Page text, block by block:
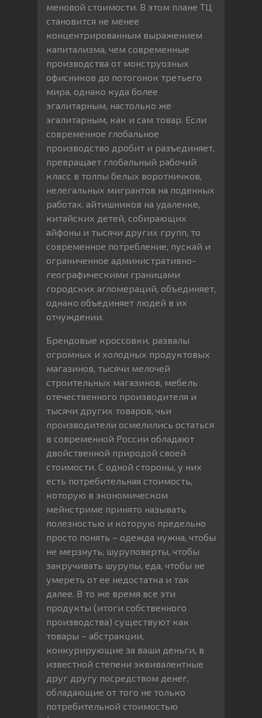
меновой стоимости. В этом плане ТЦ
становится не менее
концентрированным выражением
капитализма, чем современные
производства от монструозных
офисников до потогонок третьего
мира, однако куда более
эгалитарным, настолько же
эгалитарным, как и сам товар. Если
современное глобальное
производство дробит и разъединяет,
превращает глобальный рабочий
класс в толпы белых воротничков,
нелегальных мигрантов на поденных
работах, айтишников на удаленке,
китайских детей, собирающих
айфоны и тысячи других групп, то
современное потребление, пускай и
ограниченное административно-
географическими границами
городских агломераций, объединяет,
однако объединяет людей в их
отчуждении.
Брендовые кроссовки, развалы
огромных и холодных продуктовых
магазинов, тысячи мелочей
строительных магазинов, мебель
отечественного производителя и
тысячи других товаров, чьи
производители осмелились остаться
в современной России обладают
двойственной природой своей
стоимости. С одной стороны, у них
есть потребительная стоимость,
которую в экономическом
мейнстриме принято называть
полезностью и которую предельно
просто понять – одежда нужна, чтобы
не мерзнуть, шуруповерты, чтобы
закручивать шурупы, еда, чтобы не
умереть от ее недостатка и так
далее. В то же время все эти
продукты (итоги собственного
производства) существуют как
товары – абстракции,
конкурирующие за ваши деньги, в
известной степени эквивалентные
друг другу посредством денег,
обладающие от того не только
потребительной стоимостью